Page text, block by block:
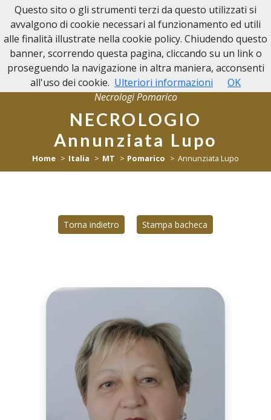
NECROLOGI POMARICO
Necrologi Pomarico
NECROLOGIO
Annunziata Lupo
Home Italia MT Pomarico Annunziata Lupo
Torna indietro Stampa bacheca
Questo sito o gli strumenti terzi da questo utilizzati si
avvalgono di cookie necessari al funzionamento ed utili
alle finalità illustrate nella cookie policy. Chiudendo questo
banner, scorrendo questa pagina, cliccando su un link o
proseguendo la navigazione in altra maniera, acconsenti
all'uso dei cookie. Ulteriori informazioni OK